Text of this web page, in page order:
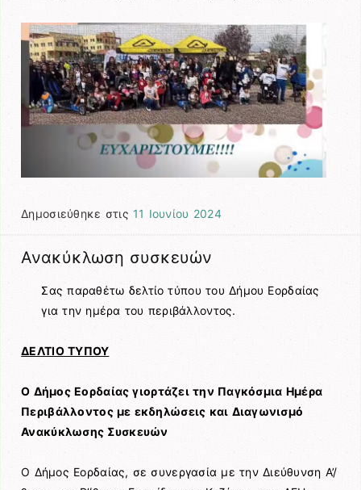
Δημοσιεύθηκε στις 11 Ιουνίου 2024
Ανακύκλωση συσκευών
Σας παραθέτω δελτίο τύπου του Δήμου Εορδαίας
για την ημέρα του περιβάλλοντος.
ΔΕΛΤΙΟ ΤΥΠΟΥ
Ο Δήμος Εορδαίας γιορτάζει την Παγκόσμια Ημέρα
Περιβάλλοντος με εκδηλώσεις και Διαγωνισμό
Ανακύκλωσης Συσκευών
Ο Δήμος Εορδαίας, σε συνεργασία με την Διεύθυνση Α’/